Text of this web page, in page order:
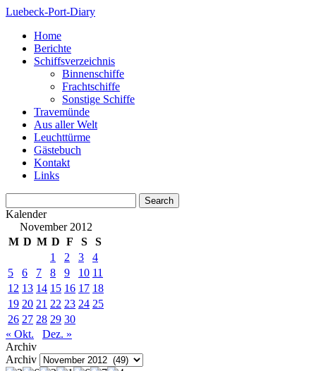
Luebeck-Port-Diary
Home
Berichte
Schiffsverzeichnis
Binnenschiffe
Frachtschiffe
Sonstige Schiffe
Travemünde
Aus aller Welt
Leuchttürme
Gästebuch
Kontakt
Links
Kalender
November 2012
M D M D F S
S
1
2 3
4
5
6 7 8 9 10 11
12 13 14 15 16 17 18
19 20 21 22 23 24 25
26 27 28 29 30
« Okt.
Dez. »
Archiv
Archiv